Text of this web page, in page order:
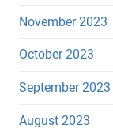
November 2023
October 2023
September 2023
August 2023